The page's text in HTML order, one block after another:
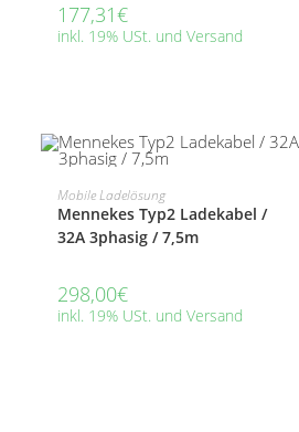
177,31€
inkl. 19% USt. und Versand
BEI AMAZON KAUFEN
Mobile Ladelösung
Mennekes Typ2 Ladekabel /
32A 3phasig / 7,5m
298,00€
inkl. 19% USt. und Versand